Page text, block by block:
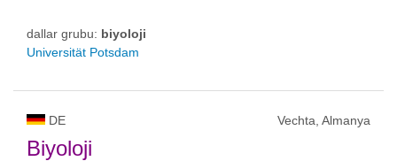
dallar grubu: biyoloji
Universität Potsdam
DE Vechta, Almanya
Biyoloji